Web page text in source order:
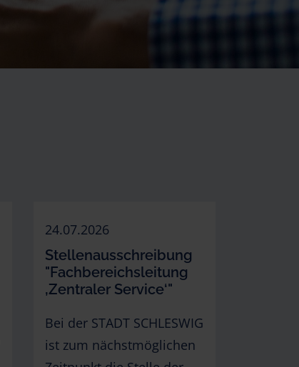
24.07.2026
Stellenausschreibung
"Fachbereichsleitung
‚Zentraler Service‘"
Bei der STADT SCHLESWIG
ist zum nächstmöglichen